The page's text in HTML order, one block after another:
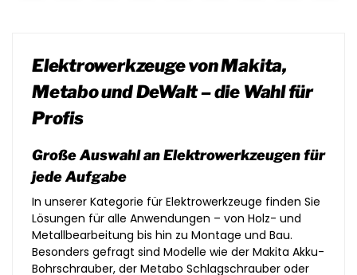
Elektrowerkzeuge von Makita,
Metabo und DeWalt – die Wahl für
Profis
Große Auswahl an Elektrowerkzeugen für
jede Aufgabe
In unserer Kategorie für Elektrowerkzeuge finden Sie
Lösungen für alle Anwendungen – von Holz- und
Metallbearbeitung bis hin zu Montage und Bau.
Besonders gefragt sind Modelle wie der Makita Akku-
Bohrschrauber, der Metabo Schlagschrauber oder